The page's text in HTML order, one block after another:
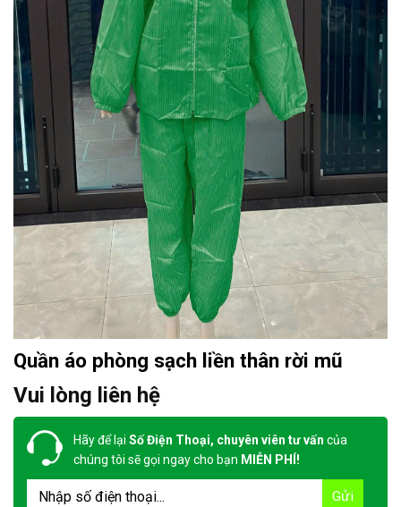
Quần áo phòng sạch liền thân rời mũ
Vui lòng liên hệ
Hãy để lại Số Điện Thoại, chuyên viên tư vấn của
chúng tôi sẽ gọi ngay cho bạn MIỄN PHÍ!